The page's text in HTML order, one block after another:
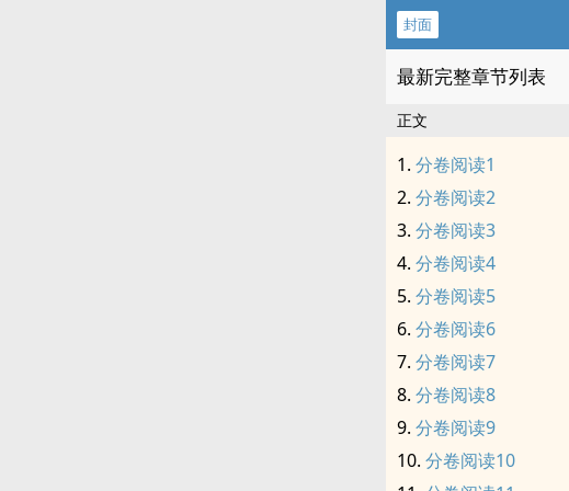
封面
最新完整章节列表
正文
分卷阅读1
分卷阅读2
分卷阅读3
分卷阅读4
分卷阅读5
分卷阅读6
分卷阅读7
分卷阅读8
分卷阅读9
分卷阅读10